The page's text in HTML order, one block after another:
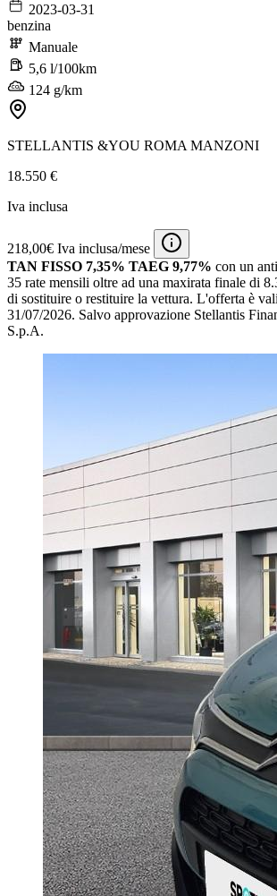
2023-03-31
benzina
Manuale
5,6 l/100km
124 g/km
STELLANTIS &YOU ROMA MANZONI
18.550 €
Iva inclusa
218,00€ Iva inclusa/mese
TAN FISSO 7,35% TAEG 9,77% con un
35 rate mensili oltre ad una maxirata finale di
di sostituire o restituire la vettura. L'offerta è
31/07/2026. Salvo approvazione Stellantis
S.p.A.